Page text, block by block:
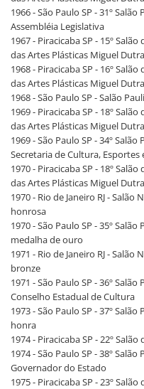
1966 - São Paulo SP - 31º
Assembléia Legislativa
1967 - Piracicaba SP - 15º
das Artes Plásticas Miguel
1968 - Piracicaba SP - 16º
das Artes Plásticas Miguel
1968 - São Paulo SP - Salão
1969 - Piracicaba SP - 18º
das Artes Plásticas Miguel Dutra
1969 - São Paulo SP - 34º
Secretaria de Cultura, Esportes
1970 - Piracicaba SP - 18º
das Artes Plásticas Miguel Dutra
1970 - Rio de Janeiro RJ -
honrosa
1970 - São Paulo SP - 35º
medalha de ouro
1971 - Rio de Janeiro RJ -
bronze
1971 - São Paulo SP - 36º
Conselho Estadual de Cultura
1973 - São Paulo SP - 37º
honra
1974 - Piracicaba SP - 22º
1974 - São Paulo SP - 38º
Governador do Estado
1975 - Piracicaba SP - 23º